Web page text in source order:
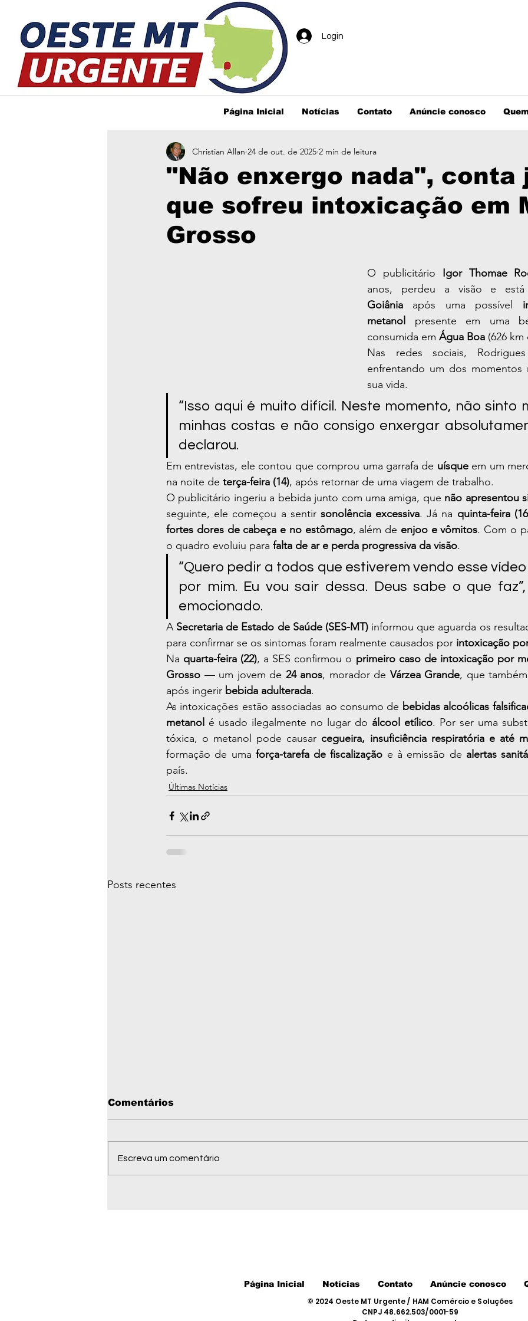
Login
Página Inicial Notícias Contato Anúncie conosco
"Não enxergo nada", conta
que sofreu intoxicação em
Grosso
Christian Allan 24 de out. de 2025 2 min de leitura
O publicitário Igor Thomae
Goiânia após uma possível
metanol
presente em uma
consumida em Água Boa (626 km
Nas redes sociais,
enfrentando um dos momentos
sua vida.
“Isso aqui é muito difícil. Neste momento, não sinto
minhas costas e não consigo enxergar
declarou.
Em entrevistas, ele contou que comprou uma garrafa de uísque em um
na noite de terça-feira (14), após retornar de uma viagem de trabalho.
O publicitário ingeriu a bebida junto com uma amiga, que não apresentou
seguinte, ele começou a sentir sonolência excessiva. Já na quinta-feira
fortes dores de cabeça e no estômago, além de enjoo e vômitos. Com o
o quadro evoluiu para falta de ar e perda progressiva da visão.
“Quero pedir a todos que estiverem vendo esse
por mim. Eu vou sair dessa. Deus sabe o que
emocionado.
A Secretaria de Estado de Saúde (SES-MT) informou que aguarda os
para confirmar se os sintomas foram realmente causados por intoxicação
Na quarta-feira (22), a SES confirmou o primeiro caso de intoxicação por
Grosso — um jovem de 24 anos, morador de Várzea Grande, que
após ingerir bebida adulterada.
As intoxicações estão associadas ao consumo de bebidas alcoólicas
metanol é usado ilegalmente no lugar do álcool etílico. Por ser uma
tóxica, o metanol pode causar cegueira, insuficiência respiratória e até
formação de uma força-tarefa de fiscalização e à emissão de alertas
país.
Últimas Notícias
Posts recentes
Comentários
Escreva um comentário
Página Inicial Notícias Contato Anúncie conosco
© 2024 Oeste MT Urgente / HAM Comércio e Soluções
CNPJ 48.662.503/0001-59